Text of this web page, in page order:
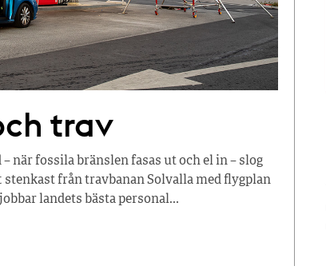
trav
när fossila bränslen fasas ut och el in – slog
från travbanan Solvalla med flygplan
landets bästa personal…